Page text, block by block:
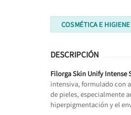
COSMÉTICA E HIGIENE
DESCRIPCIÓN
Filorga Skin Unify Intense
intensiva, formulado con
de pieles, especialmente
hiperpigmentación y el